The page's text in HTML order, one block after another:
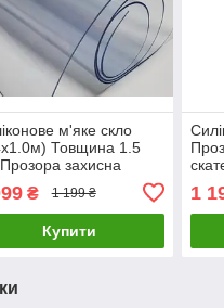
м'яке скло
Товщина 1.5
захисна
Soft Glass
₴ 1 199 ₴
Купити
1